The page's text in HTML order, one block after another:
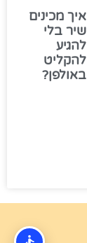
איך מכינים
שיר בלי
להגיע
להקליט
באולפן?